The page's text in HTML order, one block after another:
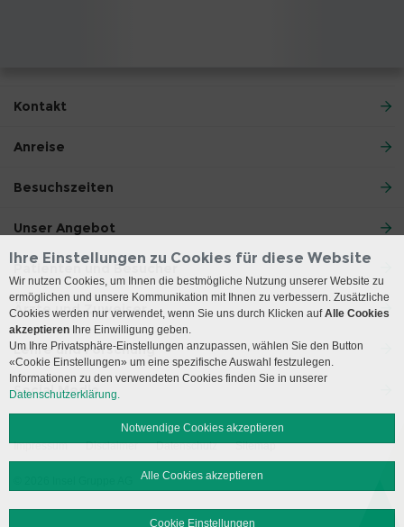
Kontakt
Anreise
Besuchszeiten
Unser Angebot
Patienten und Besucher
Ärzte und Zuweiser
Lehre und Forschung
Social Media
Impressum Disclaimer Datenschutz Sitemap
Ihre Einstellungen zu Cookies für diese Website
Wir nutzen Cookies, um Ihnen die bestmögliche Nutzung unserer Website zu
ermöglichen und unsere Kommunikation mit Ihnen zu verbessern. Zusätzliche
Cookies werden nur verwendet, wenn Sie uns durch Klicken aufAlle Cookies
akzeptieren Ihre Einwilligung geben.
Um Ihre Privatsphäre-Einstellungen anzupassen, wählen Sie den Button
«Cookie Einstellungen» um eine spezifische Auswahl festzulegen.
Informationen zu den verwendeten Cookies finden Sie in unserer
Datenschutzerklärung.
Notwendige Cookies akzeptieren
Alle Cookies akzeptieren
Cookie Einstellungen